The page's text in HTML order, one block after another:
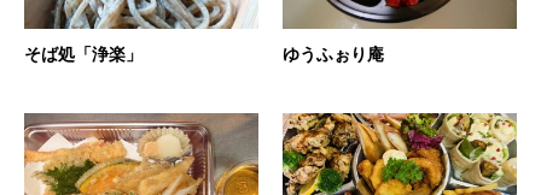
そば処「浄楽」 ゆうふぉり庵